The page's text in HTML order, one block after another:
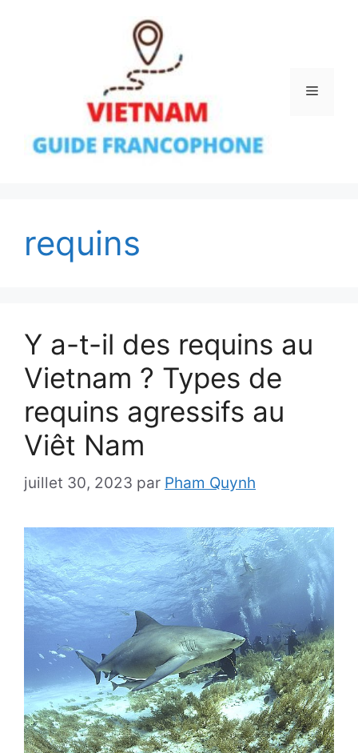
Menu
requins
Y a-t-il des requins au
Vietnam ? Types de
requins agressifs au
Viêt Nam
juillet 30, 2023 par Pham Quynh